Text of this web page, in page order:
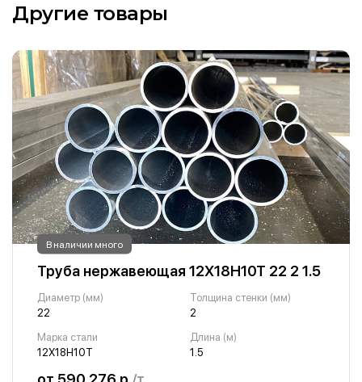
Другие товары
В наличии много
Труба нержавеющая 12Х18Н10Т 22 2 1.5
Диаметр (мм)
22
Толщина стенки (мм)
2
Марка стали
12Х18Н10Т
Длина (м)
1.5